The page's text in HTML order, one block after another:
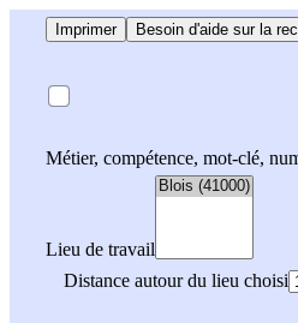
Imprimer Besoin d'aide sur la
Métier, compétence, mot-clé,
Lieu de travail
Distance autour du lieu choisi